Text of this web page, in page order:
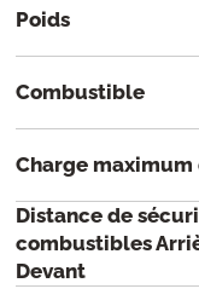
Poids
Combustible
Charge
Distance de
combustibles
Devant